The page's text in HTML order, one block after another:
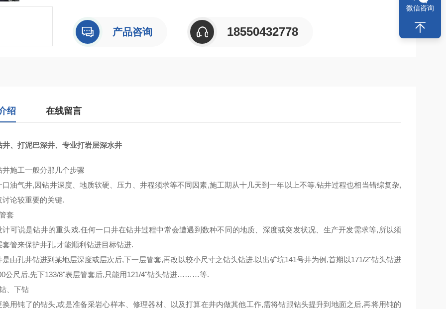
产品咨询 18550432778
绍 在线留言
井、打泥巴深井、专业打岩层深水井
井施工一般分那几个步骤
口油气井,因钻井深度、地质软硬、压力、井程须求等不同因素,施工期从十几天到一年以上不等.钻井过程也相当错综复杂,
讨论较重要的关键.
套
计可说是钻井的重头戏.任何一口井在钻井过程中常会遭遇到数种不同的地质、深度或突发状况、生产开发需求等,所以须
套管来保护井孔,才能顺利钻进目标钻进.
是由孔井钻进到某地层深度或层次后,下一层管套,再改以较小尺寸之钻头钻进.以出矿坑141号井为例,首期以171/2"钻头钻进
公尺后,先下133/8"表层管套后,只能用121/4"钻头钻进………等.
、下钻
换用钝了的钻头,或是准备采岩心样本、修理器材、以及打算在井内做其他工作,需将钻跟钻头提升到地面之后,再将用钝的
微信咨询